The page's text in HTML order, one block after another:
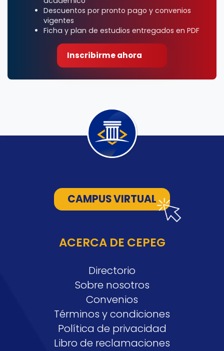
Descuentos por pronto pago y convenios
vigentes
Ficha y plan de estudios entregados en PDF
Inscribirme ahora
CAMPUS VIRTUAL
ACERCA DE CEPEG
Directorio
Sobre nosotros
Convenios
Términos y condiciones
Política de privacidad
Libro de reclamaciones